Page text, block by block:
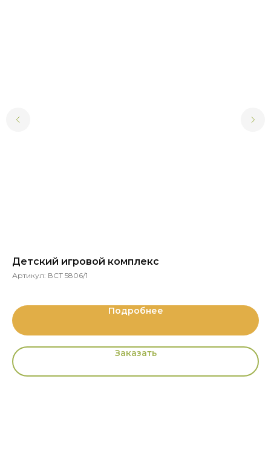
Детский игровой комплекс
Артикул: ВСТ 5806/1
Подробнее
Заказать